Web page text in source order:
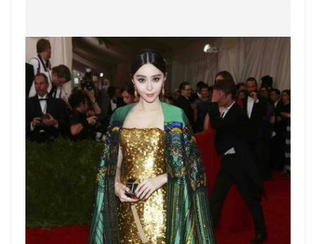
e
b
o
o
k
W
ei
b
o
s
A
p
p
h
at
er l y
Li
n
k